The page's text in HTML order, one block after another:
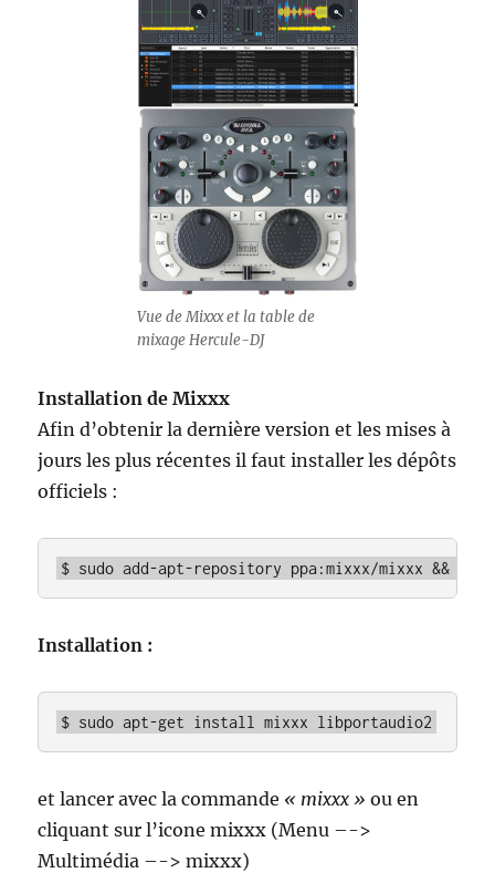
Vue de Mixxx et la table de
mixage Hercule-DJ
Installation de Mixxx
Afin d’obtenir la dernière version et les mises à
jours les plus récentes il faut installer les dépôts
officiels :
$ sudo add-apt-repository ppa:mixxx/mixxx &&
Installation :
$ sudo apt-get install mixxx libportaudio2
et lancer avec la commande « mixxx » ou en
cliquant sur l’icone mixxx (Menu –->
Multimédia –-> mixxx)